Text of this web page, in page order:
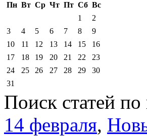
Пн Вт Ср Чт Пт Сб Вс
1
2
3
4 5 6 7 8
9
10
11 12 13 14 15
16
17
18 19 20 21 22
23
24
25 26 27 28 29
30
31
Поиск статей
14 февраля,